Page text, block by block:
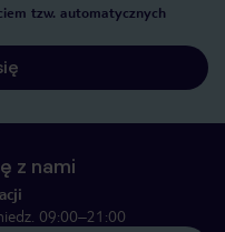
tzw. automatycznych
z nami
09:00–21:00